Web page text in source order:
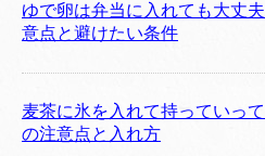
ゆで卵は弁当に入れても大丈
意点と避けたい条件
麦茶に氷を入れて持っていっ
の注意点と入れ方